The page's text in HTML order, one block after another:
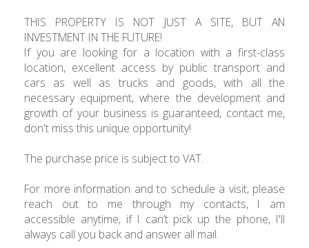
THIS PROPERTY IS NOT JUST A SITE, BUT AN
INVESTMENT IN THE FUTURE!
If you are looking for a location with a first-class
location, excellent access by public transport and
cars as well as trucks and goods, with all the
necessary equipment, where the development and
growth of your business is guaranteed, contact me,
don't miss this unique opportunity!
The purchase price is subject to VAT.
For more information and to schedule a visit, please
reach out to me through my contacts, I am
accessible anytime, if I can’t pick up the phone, I'll
always call you back and answer all mail.